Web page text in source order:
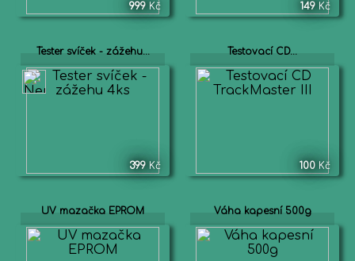
999 Kč 149 Kč
Tester svíček - zážehu...
399 Kč
Testovací CD...
100 Kč
UV mazačka EPROM Váha kapesní 500g